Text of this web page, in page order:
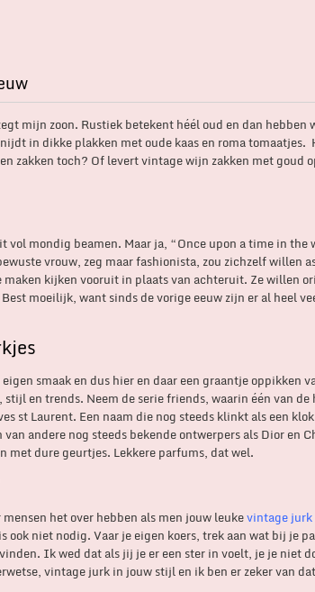
mijn zoon. Rustiek betekent héél oud en dan hebben
in dikke plakken met oude kaas en roma
zakken toch? Of levert vintage wijn zakken met goud
vol mondig beamen. Maar ja, “Once upon a time in the
vrouw, zeg maar fashionista, zou zichzelf willen
kijken vooruit in plaats van achteruit. Ze willen
moeilijk, want sinds de vorige eeuw zijn er al heel
smaak en dus hier en daar een graantje oppikken
en trends. Neem de serie friends, waarin één van de
st Laurent. Een naam die nog steeds klinkt als een
andere nog steeds bekende ontwerpers als Dior en
met dure geurtjes. Lekkere parfums, dat wel.
het over hebben als men jouw leukevintage jurk
niet nodig. Vaar je eigen koers, trek aan wat bij je
Ik wed dat als jij je er een ster in voelt, je je niet
vintage jurk in jouw stijl en ik ben er zeker van